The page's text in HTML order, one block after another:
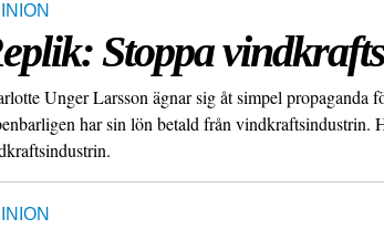
Stoppa
Unger Larsson ägnar sig åt simpel
har sin lön betald från vindkraftsindustrin.